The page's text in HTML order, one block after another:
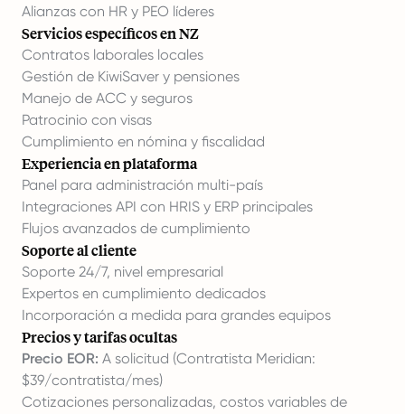
Alianzas con HR y PEO líderes
Servicios específicos en NZ
Contratos laborales locales
Gestión de KiwiSaver y pensiones
Manejo de ACC y seguros
Patrocinio con visas
Cumplimiento en nómina y fiscalidad
Experiencia en plataforma
Panel para administración multi-país
Integraciones API con HRIS y ERP principales
Flujos avanzados de cumplimiento
Soporte al cliente
Soporte 24/7, nivel empresarial
Expertos en cumplimiento dedicados
Incorporación a medida para grandes equipos
Precios y tarifas ocultas
Precio EOR: A solicitud (Contratista Meridian:
$39/contratista/mes)
Cotizaciones personalizadas, costos variables de